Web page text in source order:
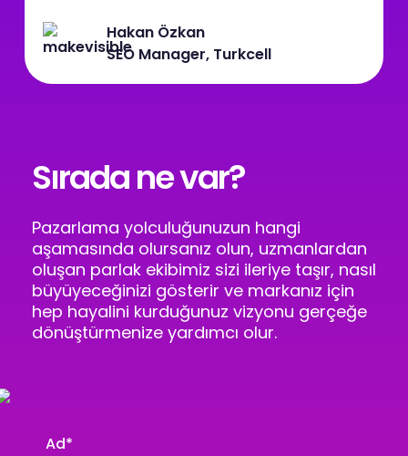
Hakan Özkan
SEO Manager, Turkcell
Sırada ne var?
Pazarlama yolculuğunuzun hangi
aşamasında olursanız olun, uzmanlardan
oluşan parlak ekibimiz sizi ileriye taşır, nasıl
büyüyeceğinizi gösterir ve markanız için
hep hayalini kurduğunuz vizyonu gerçeğe
dönüştürmenize yardımcı olur.
Ad*